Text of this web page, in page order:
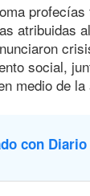
profecías
atribuidas
social,
medio de la
con